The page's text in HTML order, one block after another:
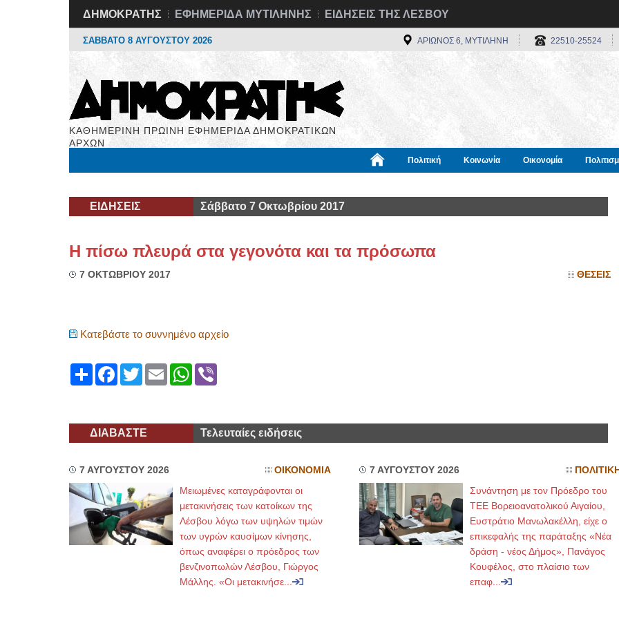
ΔΗΜΟΚΡΑΤΗΣ ΕΦΗΜΕΡΙΔΑ ΜΥΤΙΛΗΝΗΣ ΕΙΔΗΣΕΙΣ ΤΗΣ ΛΕΣΒΟΥ
ΣΑΒΒΑΤΟ 8 ΑΥΓΟΥΣΤΟΥ 2026 ΑΡΙΩΝΟΣ 6, ΜΥΤΙΛΗΝΗ 22510-25524
ΚΑΘΗΜΕΡΙΝΗ ΠΡΩΙΝΗ ΕΦΗΜΕΡΙΔΑ ΔΗΜΟΚΡΑΤΙΚΩΝ
ΑΡΧΩΝ
Πολιτική Κοινωνία Οικονομία
ΕΙΔΗΣΕΙΣ Σάββατο 7 Οκτωβρίου 2017
Η πίσω πλευρά στα γεγονότα και τα πρόσωπα
7 ΟΚΤΩΒΡΙΟΥ 2017 ΘΕΣΕΙΣ
Κατεβάστε το συννημένο αρχείο
ShareFacebook
TwitterEmailWhatsApp
Viber
ΔΙΑΒΑΣΤΕ Τελευταίες ειδήσεις
7 ΑΥΓΟΥΣΤΟΥ 2026 ΟΙΚΟΝΟΜΙΑ
Μειωμένες καταγράφονται οι
μετακινήσεις των κατοίκων της
Λέσβου λόγω των υψηλών τιμών
των υγρών καυσίμων κίνησης,
όπως αναφέρει ο πρόεδρος των
βενζινοπωλών Λέσβου, Γιώργος
Μάλλης. «Οι μετακινήσε...
7 ΑΥΓΟΥΣΤΟΥ 2026
Συνάντηση με τον Πρόεδρο του
ΤΕΕ Βορειοανατολικού Αιγαίου,
Ευστράτιο Μανωλακέλλη, είχε ο
επικεφαλής της παράταξης «Νέα
δράση - νέος Δήμος», Πανάγος
Κουφέλος, στο πλαίσιο των
επαφ...